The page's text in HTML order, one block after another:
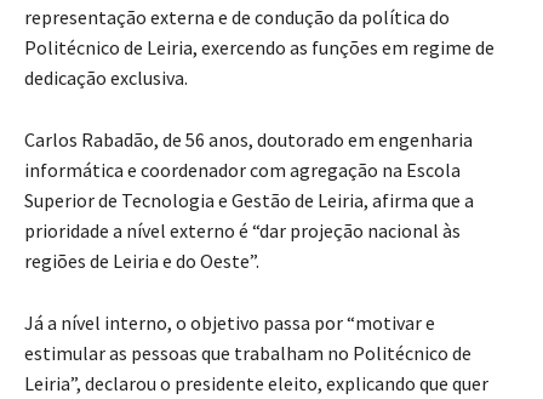
representação externa e de condução da política do
Politécnico de Leiria, exercendo as funções em regime de
dedicação exclusiva.
Carlos Rabadão, de 56 anos, doutorado em engenharia
informática e coordenador com agregação na Escola
Superior de Tecnologia e Gestão de Leiria, afirma que a
prioridade a nível externo é “dar projeção nacional às
regiões de Leiria e do Oeste”.
Já a nível interno, o objetivo passa por “motivar e
estimular as pessoas que trabalham no Politécnico de
Leiria”, declarou o presidente eleito, explicando que quer